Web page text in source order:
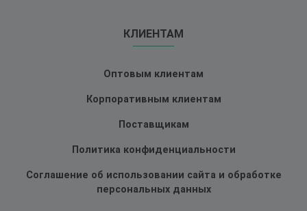
КЛИЕНТАМ
Оптовым клиентам
Корпоративным клиентам
Поставщикам
Политика конфиденциальности
Соглашение об использовании сайта и обработке
персональных данных